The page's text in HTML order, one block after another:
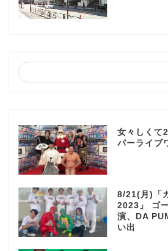
女々しくて
パーライブ
8/21(月)「
2023」 ゴ
演、DA
い出